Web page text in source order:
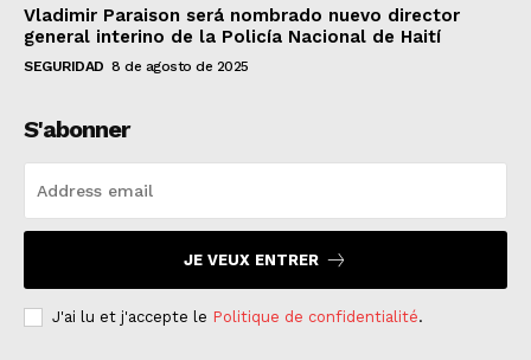
Vladimir Paraison será nombrado nuevo director
general interino de la Policía Nacional de Haití
SEGURIDAD 8 de agosto de 2025
S'abonner
JE VEUX ENTRER
J'ai lu et j'accepte le Politique de confidentialité.